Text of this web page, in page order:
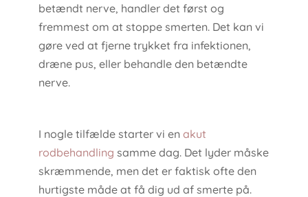
betændt nerve, handler det først og
fremmest om at stoppe smerten. Det kan vi
gøre ved at fjerne trykket fra infektionen,
dræne pus, eller behandle den betændte
nerve.
I nogle tilfælde starter vi en akut
rodbehandling samme dag. Det lyder måske
skræmmende, men det er faktisk ofte den
hurtigste måde at få dig ud af smerte på.